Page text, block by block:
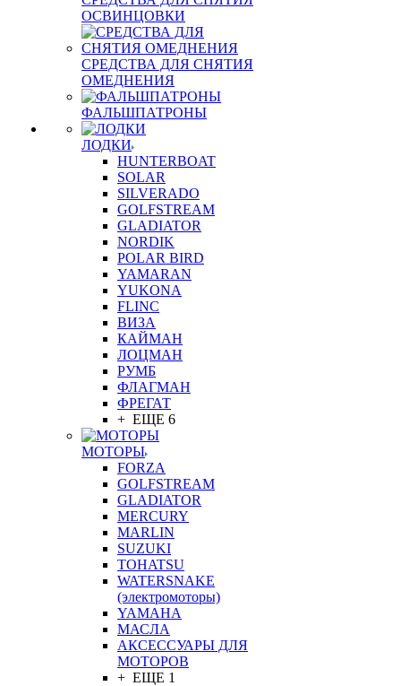
ОСВИНЦОВКИ
СРЕДСТВА ДЛЯ СНЯТИЯ
ОМЕДНЕНИЯ
ФАЛЬШПАТРОНЫ
ЛОДКИ
HUNTERBOAT
SOLAR
SILVERADO
GOLFSTREAM
GLADIATOR
NORDIK
POLAR BIRD
YAMARAN
YUKONA
FLINC
ВИЗА
КАЙМАН
ЛОЦМАН
РУМБ
ФЛАГМАН
ФРЕГАТ
+ ЕЩЕ 6
МОТОРЫ
FORZA
GOLFSTREAM
GLADIATOR
MERCURY
MARLIN
SUZUKI
TOHATSU
WATERSNAKE
(электромоторы)
YAMAHA
МАСЛА
АКСЕССУАРЫ ДЛЯ
МОТОРОВ
+ ЕЩЕ 1